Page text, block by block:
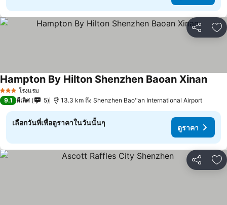
แชร์ เ
3 ดาว โรงแรม
Hampton By Hilton Shenzhen Baoan Xinanดูรา
9.1 ดีเลิศ 5 13.3 km ถึง Shenzhen Bao''an International Airport
เลือกวันที่เพื่อดูราคาในวันนั้นๆ
ดูราคา
แชร์ เ